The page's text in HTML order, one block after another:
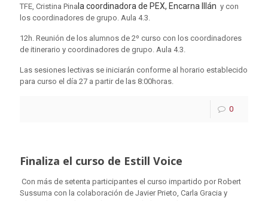
TFE, Cristina Pina la coordinadora de PEX, Encarna Illán y con
los coordinadores de grupo. Aula 4.3.
12h. Reunión de los alumnos de 2º curso con los coordinadores
de itinerario y coordinadores de grupo. Aula 4.3.
Las sesiones lectivas se iniciarán conforme al horario establecido
para curso el día 27 a partir de las 8:00horas.
0
Finaliza el curso de Estill Voice
Con más de setenta participantes el curso impartido por Robert
Sussuma con la colaboración de Javier Prieto, Carla Gracia y